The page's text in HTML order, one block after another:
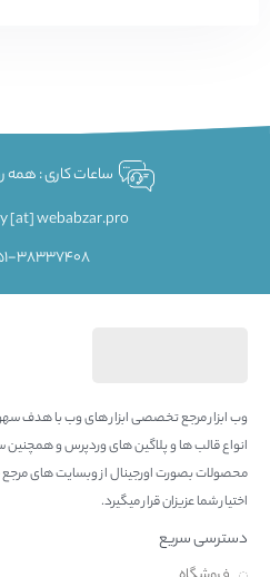
ساعات کاری : همه روزه 10 صبح
[at] webabzar.pro
38337408
وب ابزار مرجع تخصصی ابزار های وب با هدف
محصولات بصورت اورجینال از وبسایت های
اختیار شما عزیزان قرار میگیرد.
دسترسی سریع